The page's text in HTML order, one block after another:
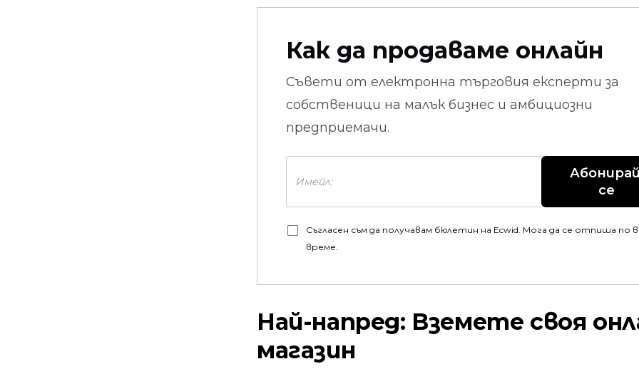
Как да продаваме онлайн
Съвети от електронна търговия експерти за
собственици на малък бизнес и амбициозни
предприемачи.
Абонирай
се
Съгласен съм да получавам бюлетин на Ecwid. Мога да се отпиша по
време.
Най-напред: Вземете своя
магазин